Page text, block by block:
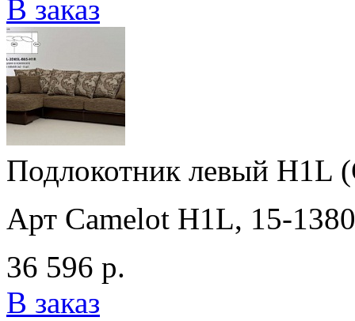
В заказ
Подлокотник левый H1L
Арт Camelot H1L, 15-1380
36 596 р.
В заказ